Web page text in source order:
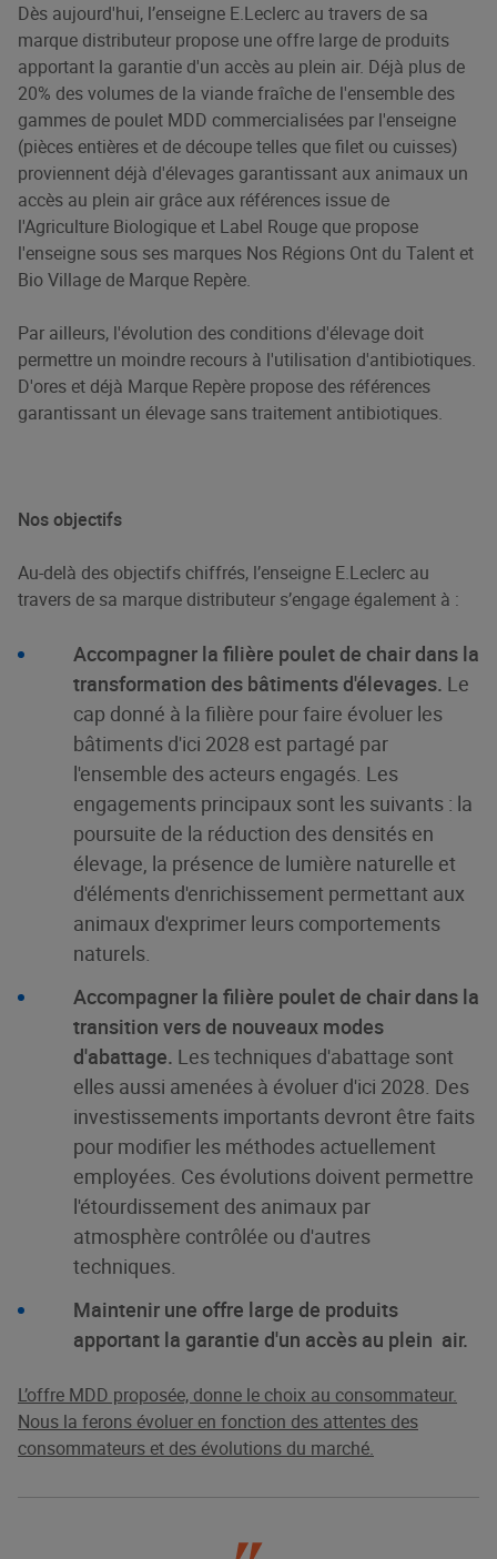
Dès aujourd'hui, l’enseigne E.Leclerc au travers de sa
marque distributeur propose une offre large de produits
apportant la garantie d'un accès au plein air. Déjà plus de
20% des volumes de la viande fraîche de l'ensemble des
gammes de poulet MDD commercialisées par l'enseigne
(pièces entières et de découpe telles que filet ou cuisses)
proviennent déjà d'élevages garantissant aux animaux un
accès au plein air grâce aux références issue de
l'Agriculture Biologique et Label Rouge que propose
l'enseigne sous ses marques Nos Régions Ont du Talent et
Bio Village de Marque Repère.
Par ailleurs, l'évolution des conditions d'élevage doit
permettre un moindre recours à l'utilisation d'antibiotiques.
D'ores et déjà Marque Repère propose des références
garantissant un élevage sans traitement antibiotiques.
Nos objectifs
Au-delà des objectifs chiffrés, l’enseigne E.Leclerc au
travers de sa marque distributeur s’engage également à :
Accompagner la filière poulet de chair dans la
transformation des bâtiments d'élevages. Le
cap donné à la filière pour faire évoluer les
bâtiments d'ici 2028 est partagé par
l'ensemble des acteurs engagés. Les
engagements principaux sont les suivants : la
poursuite de la réduction des densités en
élevage, la présence de lumière naturelle et
d'éléments d'enrichissement permettant aux
animaux d'exprimer leurs comportements
naturels.
Accompagner la filière poulet de chair dans la
transition vers de nouveaux modes
d'abattage. Les techniques d'abattage sont
elles aussi amenées à évoluer d'ici 2028. Des
investissements importants devront être faits
pour modifier les méthodes actuellement
employées. Ces évolutions doivent permettre
l'étourdissement des animaux par
atmosphère contrôlée ou d'autres
techniques.
Maintenir une offre large de produits
apportant la garantie d'un accès au plein air.
L’offre MDD proposée, donne le choix au consommateur.
Nous la ferons évoluer en fonction des attentes des
consommateurs et des évolutions du marché.